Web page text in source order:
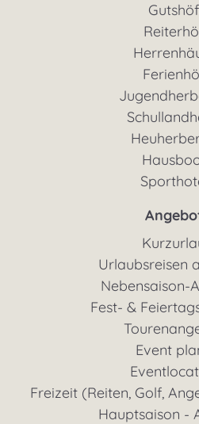
Urlaubsreisen
Nebensaison-
Fest- &
Event
Freizeit (Reiten, Golf,
Hauptsaison -